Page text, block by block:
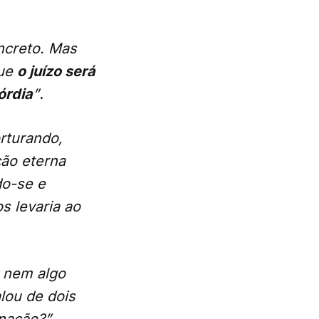
Mas
o juízo será
”.
eterna
se e
levaria ao
algo
de dois